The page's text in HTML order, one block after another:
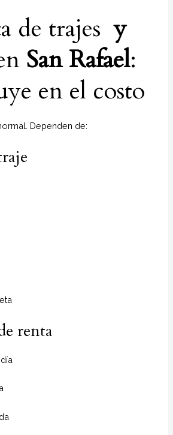
de trajesy
San Rafael:
en el costo
Dependen de:
renta